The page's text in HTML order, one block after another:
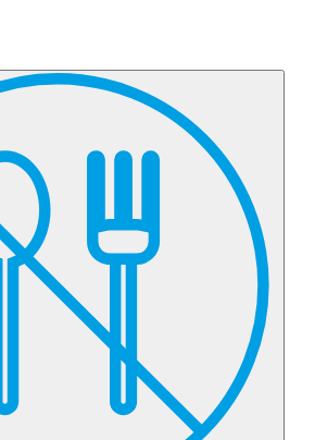
lub w Punkcie Pobrań, czy badania
porannych, czy o dowolnej porze
są dostępne dla Małych Pacjentów już
W lokalizacjach oznaczonych jako
z małymi dziećmi mają